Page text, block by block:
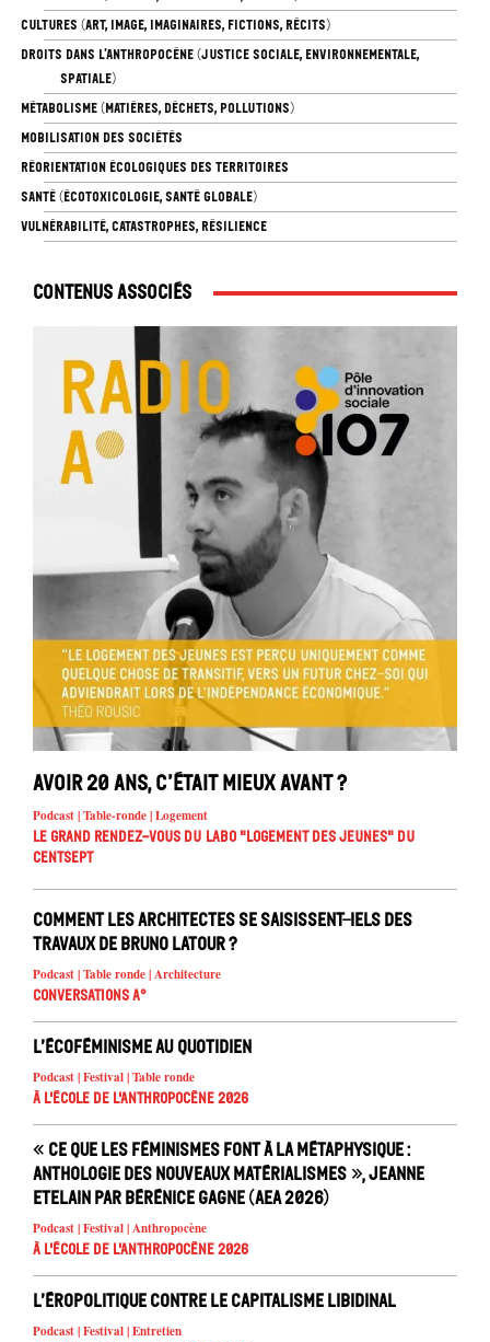
CULTURES (ART, IMAGE, IMAGINAIRES, FICTIONS, RÉCITS)
DROITS DANS L’ANTHROPOCÈNE (JUSTICE SOCIALE, ENVIRONNEMENTALE,
SPATIALE)
MÉTABOLISME (MATIÈRES, DÉCHETS, POLLUTIONS)
MOBILISATION DES SOCIÉTÉS
RÉORIENTATION ÉCOLOGIQUES DES TERRITOIRES
SANTÉ (ÉCOTOXICOLOGIE, SANTÉ GLOBALE)
VULNÉRABILITÉ, CATASTROPHES, RÉSILIENCE
Contenus associés
Avoir 20 ans, c’était mieux avant ?
Podcast | Table-ronde | Logement
Le Grand Rendez-vous du Labo "Logement des jeunes" du
Centsept
Comment les architectes se saisissent-iels des
travaux de Bruno Latour ?
Podcast | Table ronde | Architecture
Conversations A°
L’écoféminisme au quotidien
Podcast | Festival | Table ronde
À l'école de l'Anthropocène 2026
« Ce que les féminismes font à la métaphysique :
anthologie des nouveaux matérialismes », Jeanne
Etelain par Bérénice Gagne (AEA 2026)
Podcast | Festival | Anthropocène
À l'école de l'Anthropocène 2026
L’éropolitique contre le capitalisme libidinal
Podcast | Festival | Entretien